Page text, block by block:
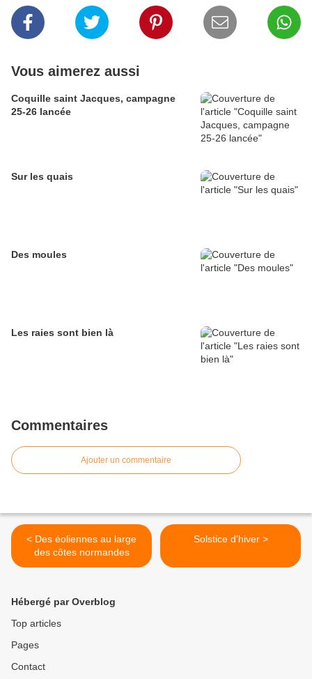
Vous aimerez aussi
Coquille saint Jacques, campagne
25-26 lancée
Sur les quais
Des moules
Les raies sont bien là
Commentaires
Ajouter un commentaire
< Des éoliennes au large
des côtes normandes
Solstice d'hiver >
Hébergé par Overblog
Top articles
Pages
Contact